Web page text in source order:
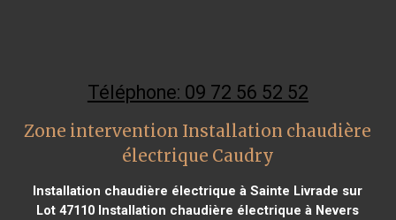
Téléphone: 09 72 56 52 52
Zone intervention Installation chaudière
électrique Caudry
Installation chaudière électrique à Sainte Livrade sur
Lot 47110 Installation chaudière électrique à Nevers